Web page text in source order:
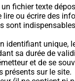
fichier texte
ou écrire des
unique,
sa durée de
et de se
présents sur le site.